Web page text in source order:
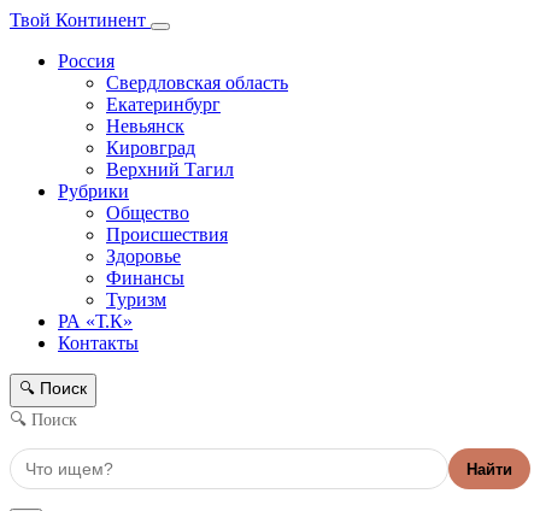
Твой Континент
Россия
Свердловская область
Екатеринбург
Невьянск
Кировград
Верхний Тагил
Рубрики
Общество
Происшествия
Здоровье
Финансы
Туризм
РА «Т.К»
Контакты
🔍 Поиск
🔍 Поиск
Найти